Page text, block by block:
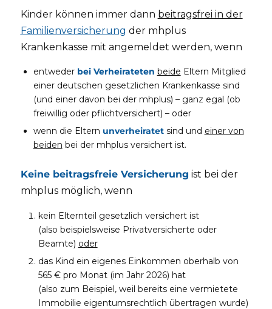
Kinder können immer dann beitragsfrei in der
Familienversicherung der mhplus
Krankenkasse mit angemeldet werden, wenn
entweder bei Verheirateten beide Eltern Mitglied
einer deutschen gesetzlichen Krankenkasse sind
(und einer davon bei der mhplus) – ganz egal (ob
freiwillig oder pflichtversichert) – oder
wenn die Eltern unverheiratetsind und einer von
beiden bei der mhplus versichert ist.
Keine beitragsfreie Versicherung ist bei der
mhplus möglich, wenn
kein Elternteil gesetzlich versichert ist
(also beispielsweise Privatversicherte oder
Beamte) oder
das Kind ein eigenes Einkommen oberhalb von
565 € pro Monat (im Jahr 2026) hat
(also zum Beispiel, weil bereits eine vermietete
Immobilie eigentumsrechtlich übertragen wurde)